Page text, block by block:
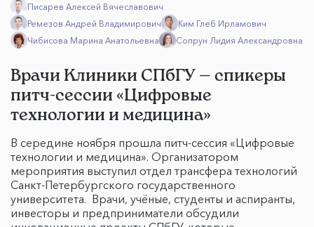
Писарев Алексей Вячеславович
Ремезов Андрей Владимирович
Ким Глеб Ирламович
Чибисова Марина Анатольевна
Сопрун Лидия Александровна
Врачи Клиники СПбГУ — спикеры
питч-сессии «Цифровые
технологии и медицина»
В середине ноября прошла питч-сессия «Цифровые
технологии и медицина». Организатором
мероприятия выступил отдел трансфера технологий
Санкт-Петербургского государственного
университета. Врачи, учёные, студенты и аспиранты,
инвесторы и предприниматели обсудили